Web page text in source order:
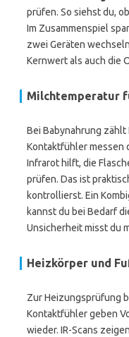
prüfen. So siehst du,
Im Zusammenspiel
zwei Geräten
Kernwert als auch die
Milchtemperatur
Bei Babynahrung zählt
Kontaktfühler messen
Infrarot hilft, die
prüfen. Das ist
kontrollierst. Ein
kannst du bei Bedarf
Unsicherheit misst du
Heizkörper und
Zur Heizungsprüfung
Kontaktfühler geben
wieder. IR-Scans